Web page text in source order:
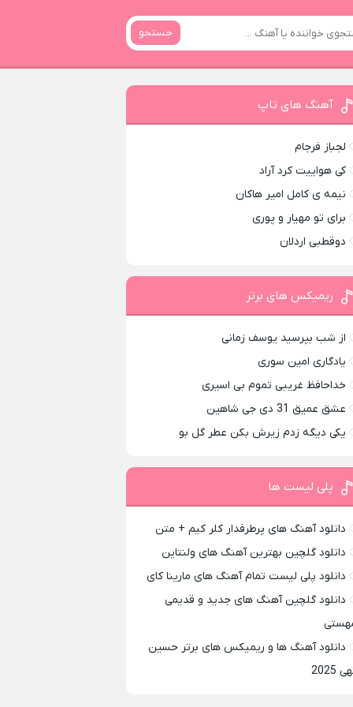
جستجو
آهنگ های تاپ
لجباز فرجام
کی هواییت کرد آراد
نیمه ی کامل امیر هاکان
برای تو مهیار و پوری
دوقطبی اردلان
ریمیکس های برتر
از شب بپرسید یوسف زمانی
یادگاری امین سوری
خداحافظ غریبی تموم بی اسیری
عشق عمیق 31 دی جی شاهین
یکی دیگه زدم زیرش بکن عطر گل بو
پلی لیست ها
دانلود آهنگ های پرطرفدار کلر کیم + متن
دانلود گلچین بهترین آهنگ های ولنتاین
دانلود پلی لیست تمام آهنگ های مارینا کای
دانلود گلچین آهنگ های جدید و قدیمی
دانلود آهنگ ها و ریمیکس های برتر حسین
2025